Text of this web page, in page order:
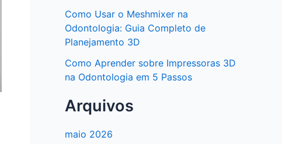
Como Usar o Meshmixer na
Odontologia: Guia Completo de
Planejamento 3D
Como Aprender sobre Impressoras 3D
na Odontologia em 5 Passos
Arquivos
maio 2026